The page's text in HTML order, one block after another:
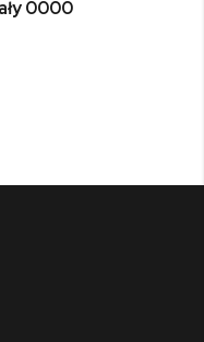
0000